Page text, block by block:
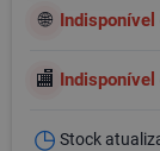
Indisponível
Stock